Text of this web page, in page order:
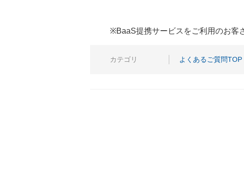
※BaaS提携サービスをご利用のお客
カテゴリ よくあるご質問TOP